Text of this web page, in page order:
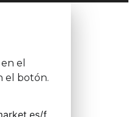
el
el botón.